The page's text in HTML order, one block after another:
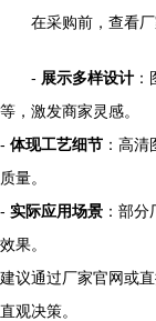
在采购前，查看
- 展示多样设计
等，激发商家灵感。
- 体现工艺细节 ：高
质量。
- 实际应用场景 ：部
效果。
建议通过厂家官网或
直观决策。